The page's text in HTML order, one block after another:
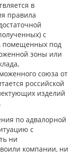
в
правила
с
помещенных под
зоны или
союза от
российской
изделий
по адвалорной
с
ни
компании, ни